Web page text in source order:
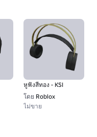
1
หูฟังสีทอง - KSI
โดย Roblox
ไม่ขาย